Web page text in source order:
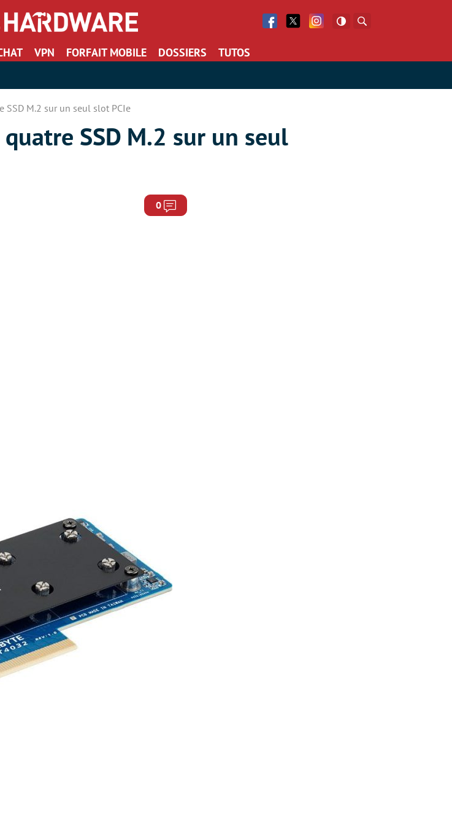
Facebook
Twitter Facebook
VPN FORFAIT MOBILE DOSSIERS TUTOS
SSD M.2 sur un seul slot PCIe
SSD M.2 sur un seul
0 Commentaires